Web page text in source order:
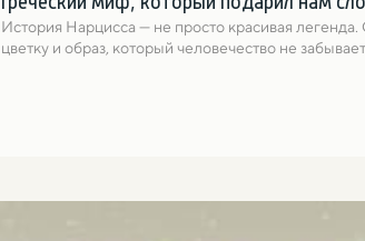
История Нарциссa — не просто красивая
цветку и образ, который человечество не